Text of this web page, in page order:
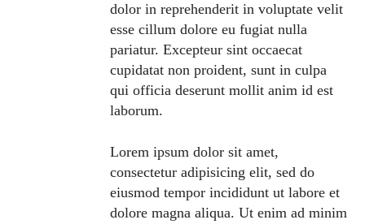
dolor in reprehenderit in voluptate velit
esse cillum dolore eu fugiat nulla
pariatur. Excepteur sint occaecat
cupidatat non proident, sunt in culpa
qui officia deserunt mollit anim id est
laborum.
Lorem ipsum dolor sit amet,
consectetur adipisicing elit, sed do
eiusmod tempor incididunt ut labore et
dolore magna aliqua. Ut enim ad minim